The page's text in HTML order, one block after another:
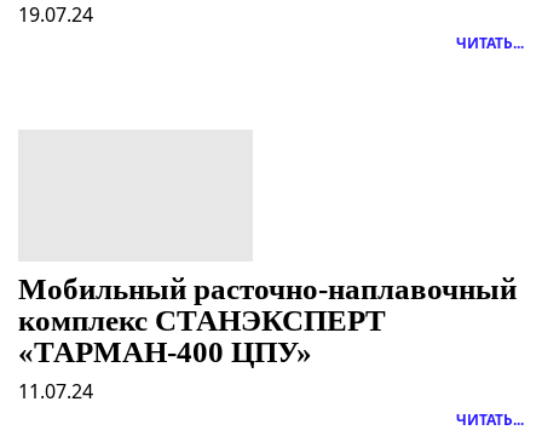
19.07.24
ЧИТАТЬ...
Мобильный расточно-наплавочный
комплекс СТАНЭКСПЕРТ
«ТАРМАН-400 ЦПУ»
11.07.24
ЧИТАТЬ...